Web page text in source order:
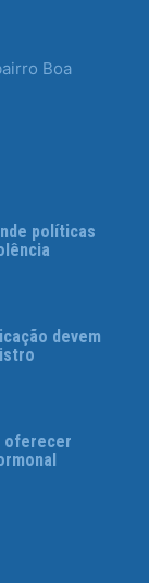
Boa
políticas
devem
oferecer